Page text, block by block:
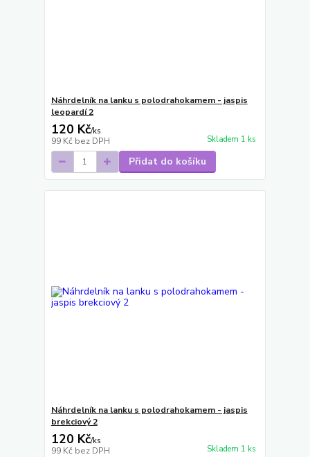
Náhrdelník na lanku s polodrahokamem - jaspis
leopardí 2
120 Kč/ks
99 Kč bez DPH Skladem 1 ks
Přidat do košíku
Náhrdelník na lanku s polodrahokamem - jaspis
brekciový 2
120 Kč/ks
99 Kč bez DPH Skladem 1 ks